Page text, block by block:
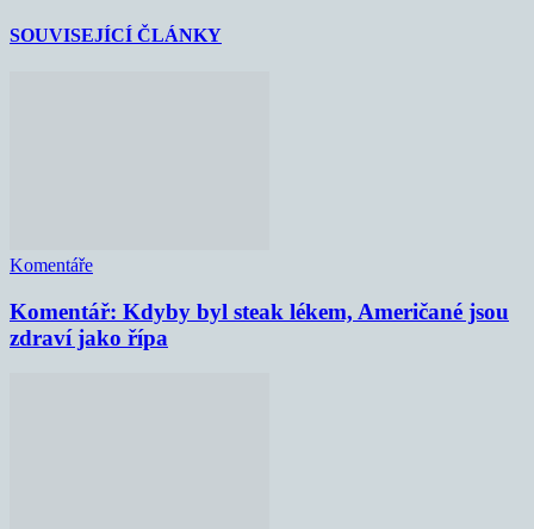
SOUVISEJÍCÍ ČLÁNKY
Komentáře
Komentář: Kdyby byl steak lékem, Američané jsou
zdraví jako řípa